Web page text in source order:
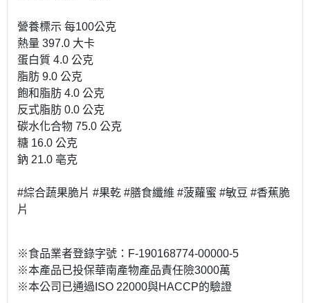
營養標示 每100公克
熱量 397.0 大卡
蛋白質 4.0 公克
脂肪 9.0 公克
飽和脂肪 4.0 公克
反式脂肪 0.0 公克
碳水化合物 75.0 公克
糖 16.0 公克
鈉 21.0 亳克
#綜合蔬果脆片 #果乾 #膳食纖維 #菠蘿蜜 #敏豆 #香蕉脆
片
※食品業者登錄字號：F-190168774-00000-5
※本產品已投保華南產物產品責任險3000萬
※本公司已通過ISO 22000與HACCP的驗證